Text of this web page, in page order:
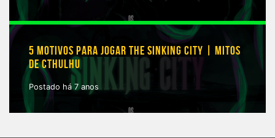
5 MOTIVOS PARA JOGAR THE SINKING CITY | MITOS
DE CTHULHU
Postado há 7 anos